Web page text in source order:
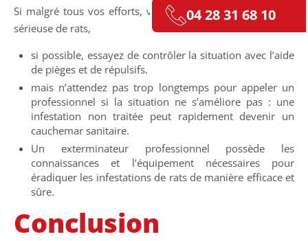
Si malgré tous vos efforts, vous constatez une infestation
sérieuse de rats,
si possible, essayez de contrôler la situation avec l’aide
de pièges et de répulsifs.
mais n’attendez pas trop longtemps pour appeler un
professionnel si la situation ne s’améliore pas : une
infestation non traitée peut rapidement devenir un
cauchemar sanitaire.
Un exterminateur professionnel possède les
connaissances et l’équipement nécessaires pour
éradiquer les infestations de rats de manière efficace et
sûre.
Conclusion
04 28 31 68 10